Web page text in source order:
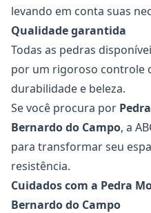
levando em conta suas
Qualidade garantida
Todas as pedras
por um rigoroso controle
durabilidade e beleza.
Se você procura por
Bernardo do Campo, a
para transformar seu
resistência.
Cuidados com a Pedra
Bernardo do Campo